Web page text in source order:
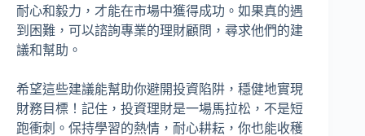
耐心和毅力，才能在市場中獲得成功。如果真的遇
到困難，可以諮詢專業的理財顧問，尋求他們的建
議和幫助。
希望這些建議能幫助你避開投資陷阱，穩健地實現
財務目標！記住，投資理財是一場馬拉松，不是短
跑衝刺。保持學習的熱情，耐心耕耘，你也能收穫